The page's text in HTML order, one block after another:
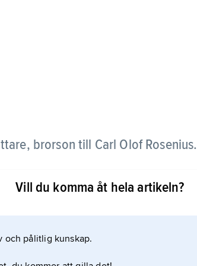
brorson till Carl Olof Rosenius.
håll upplevt de stora
vän med Bengt Lidforss och Axel
Vill du komma åt hela artikeln?
och pålitlig kunskap.